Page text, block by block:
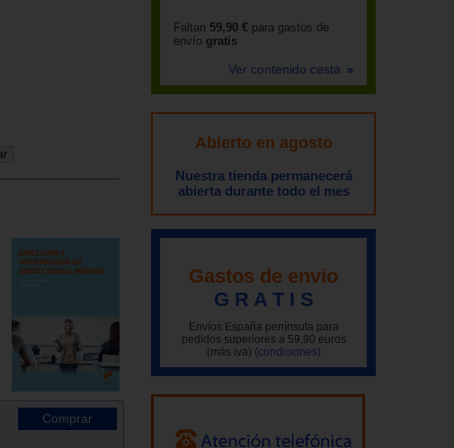
Faltan 59,90 € para gastos de
envío gratis
Ver contenido cesta
Abierto en agosto
Nuestra tienda permanecerá
abierta durante todo el mes
Gastos de envío
G R A T I S
Envíos España península para
pedidos superiores a 59,90 euros
(más iva) (condiciones)